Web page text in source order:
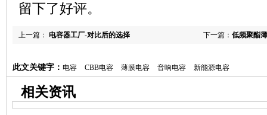
留下了好评。
下一篇： 低频聚酯
上一篇： 电容器工厂-对比后的选择
此文关键字： 电容 CBB电容 薄膜电容 音响电容 新能源电容
相关资讯